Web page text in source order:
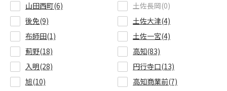
山田西町(6)
土佐長岡(0)
後免(9)
土佐大津(4)
布師田(1)
土佐一宮(4)
薊野(18)
高知(83)
入明(28)
円行寺口(13)
旭(10)
高知商業前(7)